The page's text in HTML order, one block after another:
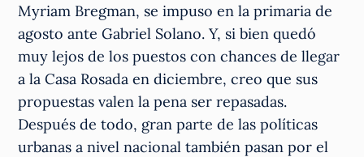
Myriam Bregman, se impuso en la primaria de
agosto ante Gabriel Solano. Y, si bien quedó
muy lejos de los puestos con chances de llegar
a la Casa Rosada en diciembre, creo que sus
propuestas valen la pena ser repasadas.
Después de todo, gran parte de las políticas
urbanas a nivel nacional también pasan por el